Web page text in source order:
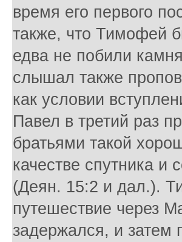
время его первого
также, что Тимофей
едва не побили
слышал также
как условии
Павел в третий раз
братьями такой
качестве спутника и
(Деян. 15:2 и дал.).
путешествие через
задержался, и